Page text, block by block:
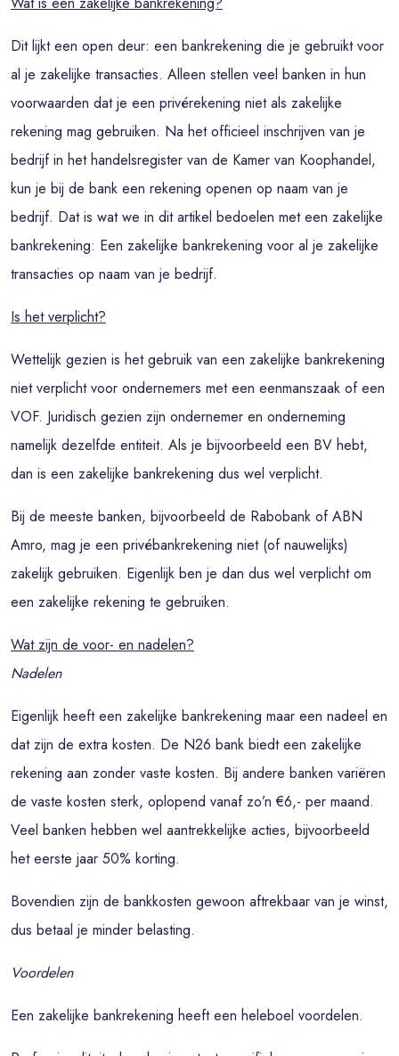
Dit lijkt een open deur: een bankrekening die je gebruikt voor
al je zakelijke transacties. Alleen stellen veel banken in hun
voorwaarden dat je een privérekening niet als zakelijke
rekening mag gebruiken. Na het officieel inschrijven van je
bedrijf in het handelsregister van de Kamer van Koophandel,
kun je bij de bank een rekening openen op naam van je
bedrijf. Dat is wat we in dit artikel bedoelen met een zakelijke
bankrekening: Een zakelijke bankrekening voor al je zakelijke
transacties op naam van je bedrijf.
Is het verplicht?
Wettelijk gezien is het gebruik van een zakelijke bankrekening
niet verplicht voor ondernemers met een eenmanszaak of een
VOF. Juridisch gezien zijn ondernemer en onderneming
namelijk dezelfde entiteit. Als je bijvoorbeeld een BV hebt,
dan is een zakelijke bankrekening dus wel verplicht.
Bij de meeste banken, bijvoorbeeld de Rabobank of ABN
Amro, mag je een privébankrekening niet (of nauwelijks)
zakelijk gebruiken. Eigenlijk ben je dan dus wel verplicht om
een zakelijke rekening te gebruiken.
Wat zijn de voor- en nadelen?
Nadelen
Eigenlijk heeft een zakelijke bankrekening maar een nadeel en
dat zijn de extra kosten. De N26 bank biedt een zakelijke
rekening aan zonder vaste kosten. Bij andere banken variëren
de vaste kosten sterk, oplopend vanaf zo’n €6,- per maand.
Veel banken hebben wel aantrekkelijke acties, bijvoorbeeld
het eerste jaar 50% korting.
Bovendien zijn de bankkosten gewoon aftrekbaar van je winst,
dus betaal je minder belasting.
Voordelen
Een zakelijke bankrekening heeft een heleboel voordelen.